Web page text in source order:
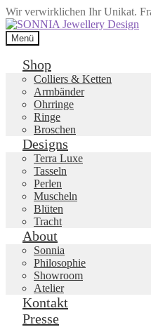
Wir verwirklichen Ihr Unikat.
Zur
Navigation
springen
Zum
Inhalt
springen
Menü
Shop
Colliers & Ketten
Armbänder
Ohrringe
Ringe
Broschen
Designs
Terra Luxe
Tasseln
Perlen
Muscheln
Blüten
Tracht
About
Sonnia
Philosophie
Showroom
Atelier
Kontakt
Presse